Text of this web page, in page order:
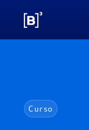
Curso